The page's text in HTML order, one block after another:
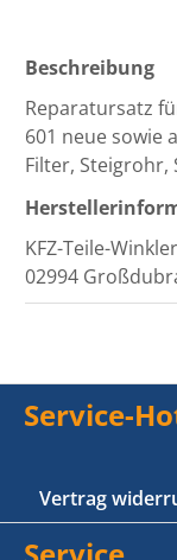
Beschreibung
Reparatursatz
601 neue sowie
Filter, Steigrohr,
KFZ-Teile-
02994
Service-
Vertrag